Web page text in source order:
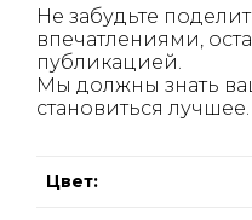
Не забудьте
впечатлениями,
публикацией.
Мы должны знать
становиться лучшее.
Цвет: